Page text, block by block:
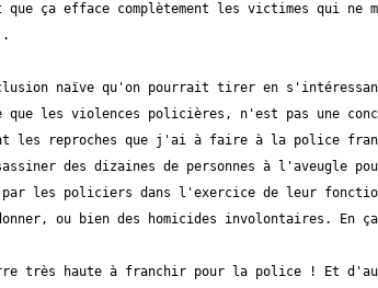
que ça efface complètement les victimes qui ne
naïve qu'on pourrait tirer en
les reproches que j'ai à faire à la police
des dizaines de personnes à l'aveugle
par les policiers dans l'exercice de leur
très haute à franchir pour la police ! Et